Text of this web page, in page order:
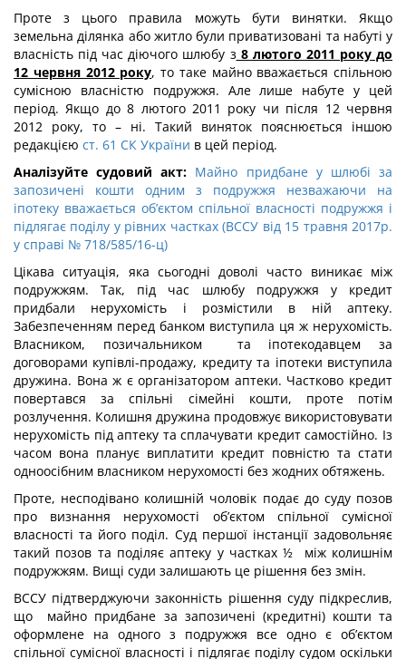
Проте з цього правила можуть бути винятки. Якщо
земельна ділянка або житло були приватизовані та набуті у
власність під час діючого шлюбу з 8 лютого 2011 року до
12 червня 2012 року, то таке майно вважається спільною
сумісною власністю подружжя. Але лише набуте у цей
період. Якщо до 8 лютого 2011 року чи після 12 червня
2012 року, то – ні. Такий виняток пояснюється іншою
редакцією ст. 61 СК України в цей період.
Аналізуйте судовий акт: Майно придбане у шлюбі за
запозичені кошти одним з подружжя незважаючи на
іпотеку вважається об’єктом спільної власності подружжя і
підлягає поділу у рівних частках (ВССУ від 15 травня 2017р.
у справі № 718/585/16-ц)
Цікава ситуація, яка сьогодні доволі часто виникає між
подружжям. Так, під час шлюбу подружжя у кредит
придбали нерухомість і розмістили в ній аптеку.
Забезпеченням перед банком виступила ця ж нерухомість.
Власником, позичальником та іпотекодавцем за
договорами купівлі-продажу, кредиту та іпотеки виступила
дружина. Вона ж є організатором аптеки. Частково кредит
повертався за спільні сімейні кошти, проте потім
розлучення. Колишня дружина продовжує використовувати
нерухомість під аптеку та сплачувати кредит самостійно. Із
часом вона планує виплатити кредит повністю та стати
одноосібним власником нерухомості без жодних обтяжень.
Проте, несподівано колишній чоловік подає до суду позов
про визнання нерухомості об’єктом спільної сумісної
власності та його поділ. Суд першої інстанції задовольняє
такий позов та поділяє аптеку у частках ½ між колишнім
подружжям. Вищі суди залишають це рішення без змін.
ВССУ підтверджуючи законність рішення суду підкреслив,
що майно придбане за запозичені (кредитні) кошти та
оформлене на одного з подружжя все одно є об’єктом
спільної сумісної власності і підлягає поділу судом оскільки